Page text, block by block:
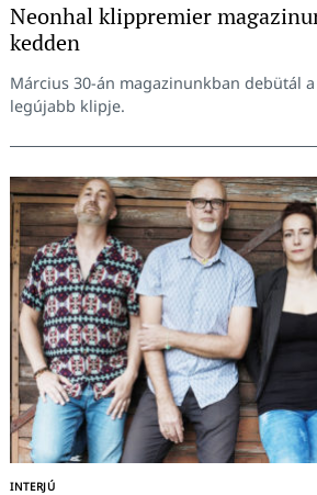
Neonhal klippremier
kedden
Március 30-án magazinunkban debütál
legújabb klipje.
INTERJÚ